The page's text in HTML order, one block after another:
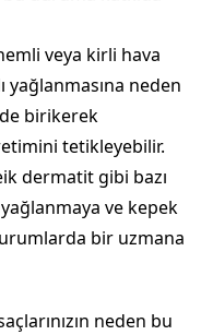
veya kirli hava
yağlanmasına neden
birikerek
tetikleyebilir.
dermatit gibi bazı
yağlanmaya ve kepek
bir uzmana
neden bu